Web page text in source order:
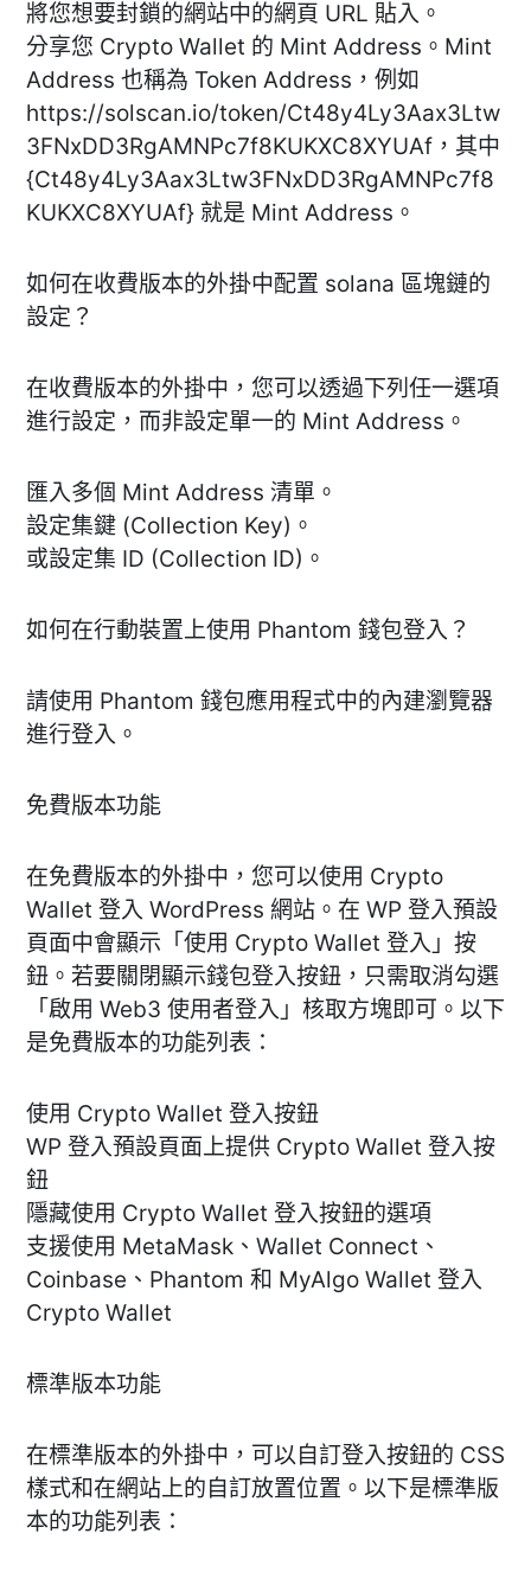
將您想要封鎖的網站中的網頁 URL 貼入。
分享您 Crypto Wallet 的 Mint Address。Mint
Address 也稱為 Token Address，例如
https://solscan.io/token/Ct48y4Ly3Aax3Ltw
3FNxDD3RgAMNPc7f8KUKXC8XYUAf，其中
{Ct48y4Ly3Aax3Ltw3FNxDD3RgAMNPc7f8
KUKXC8XYUAf} 就是 Mint Address。
如何在收費版本的外掛中配置 solana 區塊鏈的
設定？
在收費版本的外掛中，您可以透過下列任一選項
進行設定，而非設定單一的 Mint Address。
匯入多個 Mint Address 清單。
設定集鍵 (Collection Key)。
或設定集 ID (Collection ID)。
如何在行動裝置上使用 Phantom 錢包登入？
請使用 Phantom 錢包應用程式中的內建瀏覽器
進行登入。
免費版本功能
在免費版本的外掛中，您可以使用 Crypto
Wallet 登入 WordPress 網站。在 WP 登入預設
頁面中會顯示「使用 Crypto Wallet 登入」按
鈕。若要關閉顯示錢包登入按鈕，只需取消勾選
「啟用 Web3 使用者登入」核取方塊即可。以下
是免費版本的功能列表：
使用 Crypto Wallet 登入按鈕
WP 登入預設頁面上提供 Crypto Wallet 登入按
鈕
隱藏使用 Crypto Wallet 登入按鈕的選項
支援使用 MetaMask、Wallet Connect、
Coinbase、Phantom 和 MyAlgo Wallet 登入
Crypto Wallet
標準版本功能
在標準版本的外掛中，可以自訂登入按鈕的 CSS
樣式和在網站上的自訂放置位置。以下是標準版
本的功能列表：